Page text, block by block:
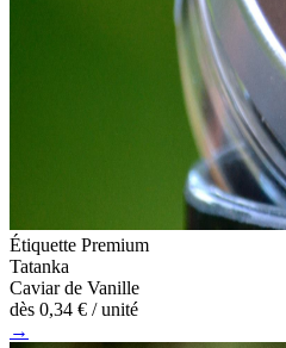
Étiquette Premium
Tatanka
Caviar de Vanille
dès 0,34 € / unité
→